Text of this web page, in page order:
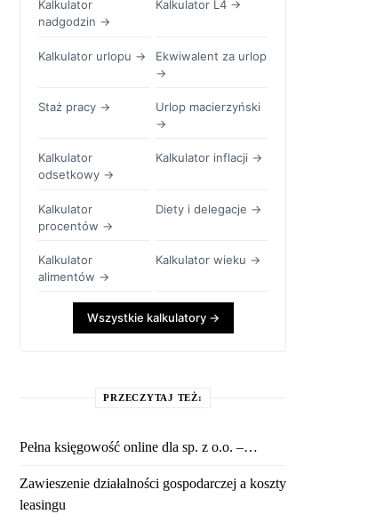
Kalkulator
nadgodzin →
Kalkulator L4 →
Kalkulator urlopu →
Ekwiwalent za urlop
→
Staż pracy →
Urlop macierzyński
→
Kalkulator
odsetkowy →
Kalkulator inflacji →
Kalkulator
procentów →
Diety i delegacje →
Kalkulator
alimentów →
Kalkulator wieku →
Wszystkie kalkulatory →
PRZECZYTAJ TEŻ:
Pełna księgowość online dla sp. z o.o. –…
Zawieszenie działalności gospodarczej a koszty
leasingu